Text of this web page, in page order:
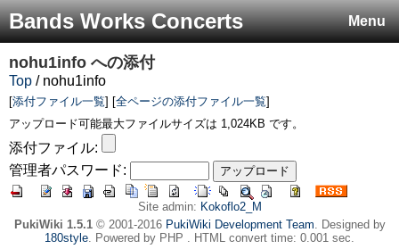
Menu
Bands Works Concerts
nohu1info への添付
Top / nohu1info
[添付ファイル一覧] [全ページの添付ファイル一覧]
アップロード可能最大ファイルサイズは 1,024KB です。
添付ファイル:
管理者パスワード:
Site admin: Kokoflo2_M
PukiWiki 1.5.1© 2001-2016 PukiWiki Development Team. Designed by
180style. Powered by PHP . HTML convert time: 0.001 sec.